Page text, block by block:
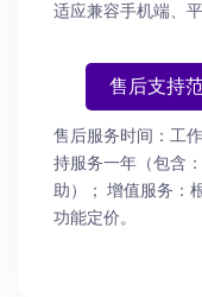
适应兼容手机端、
售后支持
售后服务时间：工
持服务一年（包含
助）
； 增值服务：
功能定价。